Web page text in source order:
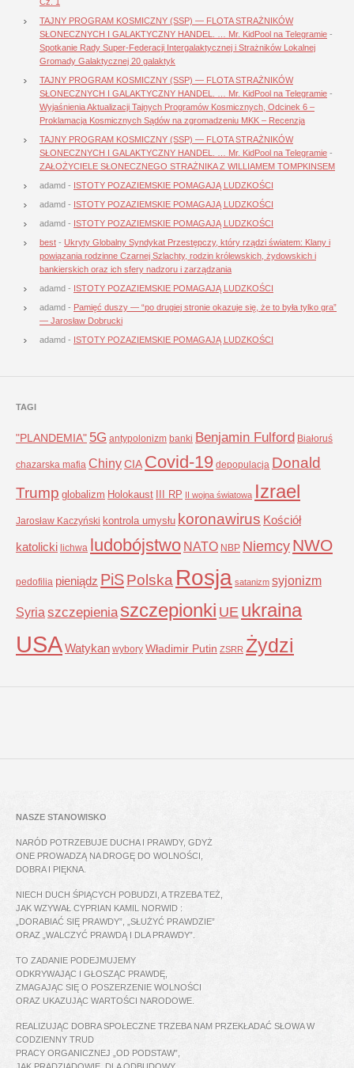
TAJNY PROGRAM KOSMICZNY (SSP) — FLOTA STRAŻNIKÓW
SŁONECZNYCH I GALAKTYCZNY HANDEL. … Mr. KidPool na Telegramie -
Spotkanie Rady Super-Federacji Intergalaktycznej i Strażników Lokalnej
Gromady Galaktycznej 20 galaktyk
TAJNY PROGRAM KOSMICZNY (SSP) — FLOTA STRAŻNIKÓW
SŁONECZNYCH I GALAKTYCZNY HANDEL. … Mr. KidPool na Telegramie -
Wyjaśnienia Aktualizacji Tajnych Programów Kosmicznych, Odcinek 6 –
Proklamacja Kosmicznych Sądów na zgromadzeniu MKK – Recenzja
TAJNY PROGRAM KOSMICZNY (SSP) — FLOTA STRAŻNIKÓW
SŁONECZNYCH I GALAKTYCZNY HANDEL. … Mr. KidPool na Telegramie -
ZAŁOŻYCIELE SŁONECZNEGO STRAŻNIKA Z WILLIAMEM TOMPKINSEM
adamd - ISTOTY POZAZIEMSKIE POMAGAJĄ LUDZKOŚCI
adamd - ISTOTY POZAZIEMSKIE POMAGAJĄ LUDZKOŚCI
adamd - ISTOTY POZAZIEMSKIE POMAGAJĄ LUDZKOŚCI
best - Ukryty Globalny Syndykat Przestępczy, który rządzi światem: Klany i
powiązania rodzinne Czarnej Szlachty, rodzin królewskich, żydowskich i
bankierskich oraz ich sfery nadzoru i zarządzania
adamd - ISTOTY POZAZIEMSKIE POMAGAJĄ LUDZKOŚCI
adamd - Pamięć duszy — “po drugiej stronie okazuje się, że to była tylko gra”
— Jarosław Dobrucki
adamd - ISTOTY POZAZIEMSKIE POMAGAJĄ LUDZKOŚCI
TAGI
"PLANDEMIA" 5G antypolonizm banki Benjamin Fulford Białoruś
chazarska mafia ChinyCIA Covid-19 depopulacja Donald
Trump globalizm Holokaust III RP II wojna światowa Izrael
Jarosław Kaczyński kontrola umysłu koronawirus Kościół
katolicki lichwa ludobójstwo NATO NBP NiemcyNWO
pedofilia pieniądz PiSPolska Rosja satanizm syjonizm
Syria szczepienia szczepionki UE ukraina
USAWatykan wybory Władimir Putin ZSRR Żydzi
NASZE STANOWISKO
NARÓD POTRZEBUJE DUCHA I PRAWDY, GDYŻ
ONE PROWADZĄ NA DROGĘ DO WOLNOŚCI,
DOBRA I PIĘKNA.
NIECH DUCH ŚPIĄCYCH POBUDZI, A TRZEBA TEŻ,
JAK WZYWAŁ CYPRIAN KAMIL NORWID :
„DORABIAĆ SIĘ PRAWDY”, „SŁUŻYĆ PRAWDZIE”
ORAZ „WALCZYĆ PRAWDĄ I DLA PRAWDY”.
TO ZADANIE PODEJMUJEMY
ODKRYWAJĄC I GŁOSZĄC PRAWDĘ,
ZMAGAJĄC SIĘ O POSZERZENIE WOLNOŚCI
ORAZ UKAZUJĄC WARTOŚCI NARODOWE.
REALIZUJĄC DOBRA SPOŁECZNE TRZEBA NAM PRZEKŁADAĆ SŁOWA W
CODZIENNY TRUD
PRACY ORGANICZNEJ „OD PODSTAW”,